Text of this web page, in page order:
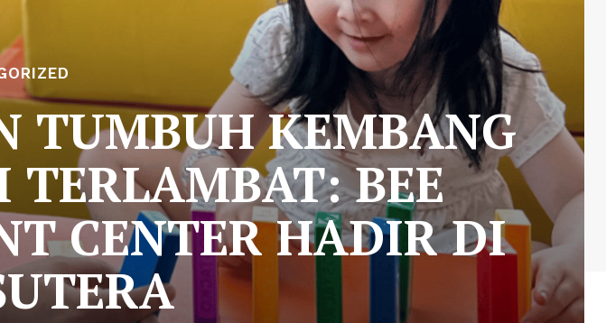
TUMBUH KEMBANG
TERLAMBAT: BEE
CENTER HADIR DI